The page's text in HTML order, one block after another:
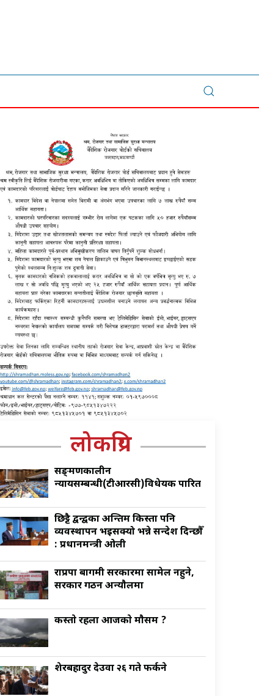
लोकप्रिय
सङ्क्रमणकालीन
न्यायसम्बन्धी(टीआरसी)विधेयक पारित
छिट्टै द्वन्द्वका अन्तिम किस्ता पनि
व्यवस्थापन भइसक्यो भन्ने सन्देश दिन्छौँ
: प्रधानमन्त्री ओली
राप्रपा बागमी सरकारमा सामेल नहुने,
सरकार गठन अन्याैलमा
कस्ताे रहला आजकाे माैसम ?
शेरबहादुर देउवा २६ गते फर्कने